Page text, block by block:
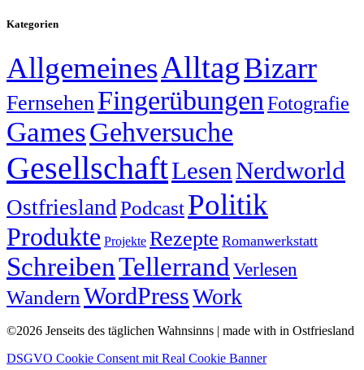
Kategorien
AllgemeinesAlltagBizarr
FernsehenFingerübungen Fotografie
GamesGehversuche
GesellschaftLesen Nerdworld
Ostfriesland PodcastPolitik
Produkte Projekte Rezepte Romanwerkstatt
SchreibenTellerrand Verlesen
Wandern WordPressWork
©2026 Jenseits des täglichen Wahnsinns | made with in Ostfriesland
DSGVO Cookie Consent mit Real Cookie Banner